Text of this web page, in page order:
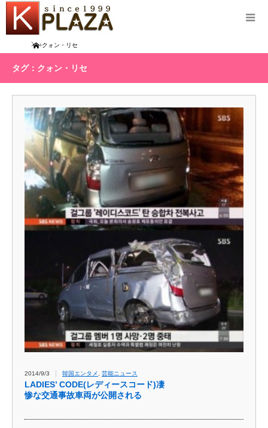
Homeクォン・リセ
タグ：クォン・リセ
2014/9/3 韓国エンタメ 芸能ニュース
LADIES’ CODE(レディースコード)凄
惨な交通事故車両が公開される